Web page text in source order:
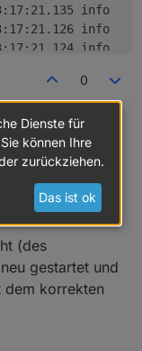
0
im Log ???
11:20
Ist aber wie in
(des
gestartet und
dem korrekten
Dienste für
können Ihre
zurückziehen.
Das ist ok